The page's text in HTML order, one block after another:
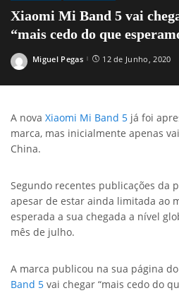
Xiaomi Mi Band 5 vai
“mais cedo do que
Posted
Miguel Pegas 12 de Junho, 2020
A nova Xiaomi Mi Band 5 já foi
marca, mas inicialmente apenas
China.
Segundo recentes publicações da
apesar de estar ainda limitada ao
esperada a sua chegada a nível
mês de julho.
A marca publicou na sua página
Band 5 vai chegar “mais cedo do